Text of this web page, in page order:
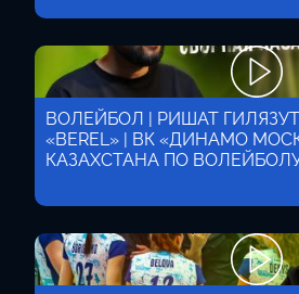
ВОЛЕЙБОЛ | РИШАТ
«BEREL» | ВК «ДИНАМО
КАЗАХСТАНА ПО